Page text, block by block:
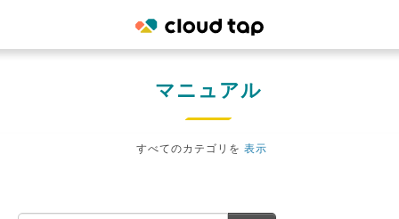
マニュアル
すべてのカテゴリを 表示